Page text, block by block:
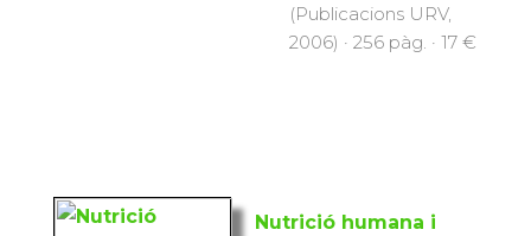
(Publicacions URV,
2006) · 256 pàg. · 17 €
Nutrició humana i